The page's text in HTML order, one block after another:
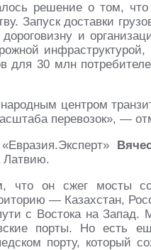
решение о том,
Запуск доставки
и
для 30 млн
центром
перевозок», —
Латвию.
что он сжег мосты
— Казахстан,
с Востока на Запад.
порты. Но есть
порту, который